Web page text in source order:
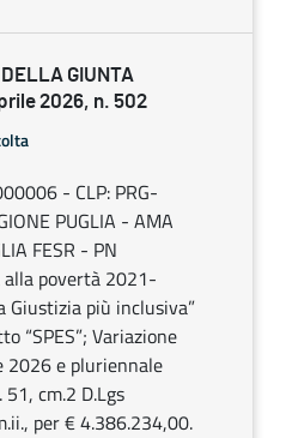
GIUNTA
2026, n. 502
- CLP: PRG-
PUGLIA - AMA
FESR - PN
povertà 2021-
Giustizia più inclusiva”
“SPES”; Variazione
2026 e pluriennale
cm.2 D.Lgs
per € 4.386.234,00.